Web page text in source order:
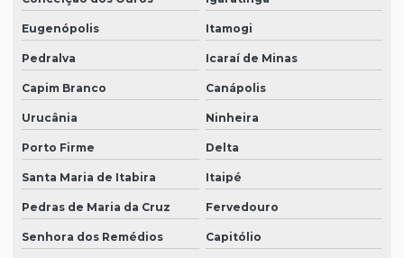
Eugenópolis Itamogi
Pedralva Icaraí de Minas
Capim Branco Canápolis
Urucânia Ninheira
Porto Firme Delta
Santa Maria de Itabira Itaipé
Pedras de Maria da Cruz Fervedouro
Senhora dos Remédios Capitólio